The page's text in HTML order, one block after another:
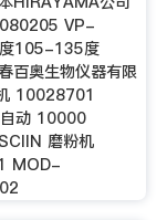
VP-
105-135度
百奥生物仪器有限
10028701
动 10000
磨粉机
MOD-